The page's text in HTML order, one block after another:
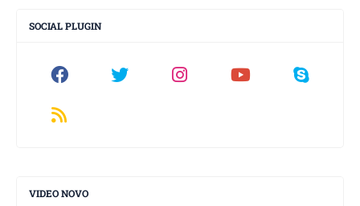
SOCIAL PLUGIN
VIDEO NOVO